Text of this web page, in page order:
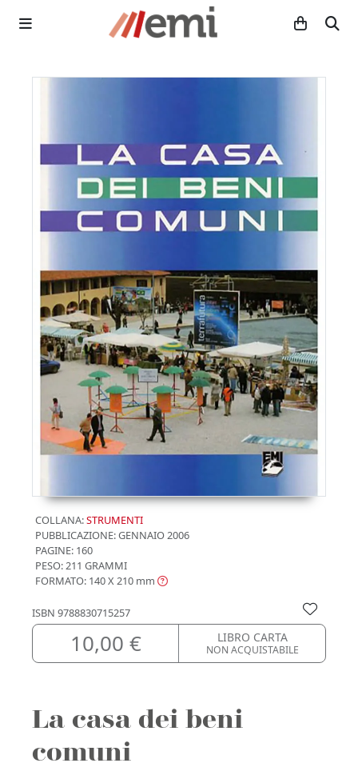
COLLANA:STRUMENTI
PUBBLICAZIONE:GENNAIO 2006
PAGINE: 160
PESO: 211 GRAMMI
FORMATO: 140 X 210 mm
ISBN 9788830715257
10,00 € LIBRO CARTA
NON ACQUISTABILE
La casa dei beni
comuni